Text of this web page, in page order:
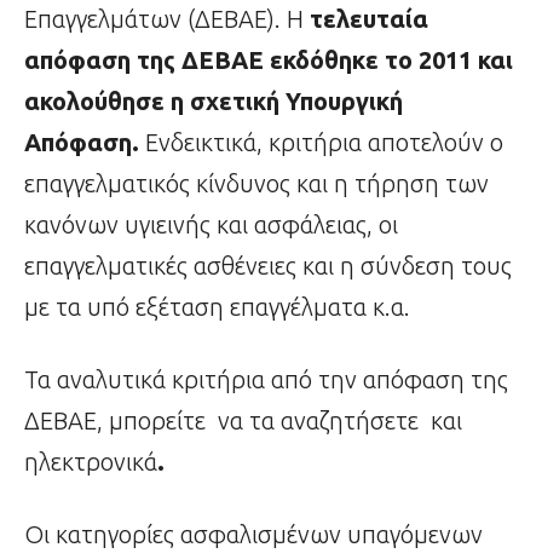
Επαγγελμάτων (ΔΕΒΑΕ). Η τελευταία
απόφαση της ΔΕΒΑΕ εκδόθηκε το 2011 και
ακολούθησε η σχετική Υπουργική
Απόφαση. Ενδεικτικά, κριτήρια αποτελούν ο
επαγγελματικός κίνδυνος και η τήρηση των
κανόνων υγιεινής και ασφάλειας, οι
επαγγελματικές ασθένειες και η σύνδεση τους
με τα υπό εξέταση επαγγέλματα κ.α.
Τα αναλυτικά κριτήρια από την απόφαση της
ΔΕΒΑΕ, μπορείτε να τα αναζητήσετε και
ηλεκτρονικά.
Οι κατηγορίες ασφαλισμένων υπαγόμενων